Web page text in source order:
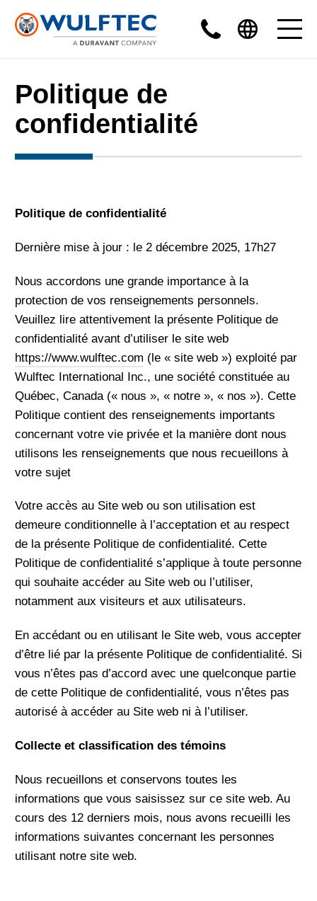
Politique de
confidentialité
Politique de confidentialité
Dernière mise à jour : le 2 décembre 2025, 17h27
Nous accordons une grande importance à la
protection de vos renseignements personnels.
Veuillez lire attentivement la présente Politique de
confidentialité avant d’utiliser le site web
https://www.wulftec.com (le « site web ») exploité par
Wulftec International Inc., une société constituée au
Québec, Canada (« nous », « notre », « nos »). Cette
Politique contient des renseignements importants
concernant votre vie privée et la manière dont nous
utilisons les renseignements que nous recueillons à
votre sujet
Votre accès au Site web ou son utilisation est
demeure conditionnelle à l’acceptation et au respect
de la présente Politique de confidentialité. Cette
Politique de confidentialité s’applique à toute personne
qui souhaite accéder au Site web ou l’utiliser,
notamment aux visiteurs et aux utilisateurs.
En accédant ou en utilisant le Site web, vous accepter
d’être lié par la présente Politique de confidentialité. Si
vous n’êtes pas d’accord avec une quelconque partie
de cette Politique de confidentialité, vous n’êtes pas
autorisé à accéder au Site web ni à l’utiliser.
Collecte et classification des témoins
Nous recueillons et conservons toutes les
informations que vous saisissez sur ce site web. Au
cours des 12 derniers mois, nous avons recueilli les
informations suivantes concernant les personnes
utilisant notre site web.